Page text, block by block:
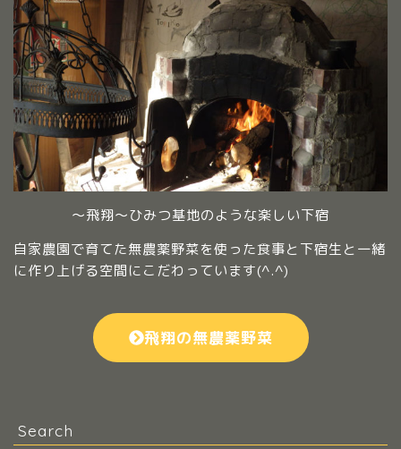
～飛翔～ひみつ基地のような楽しい下宿
自家農園で育てた無農薬野菜を使った食事と下宿生と一緒
に作り上げる空間にこだわっています(^.^)
飛翔の無農薬野菜
Search